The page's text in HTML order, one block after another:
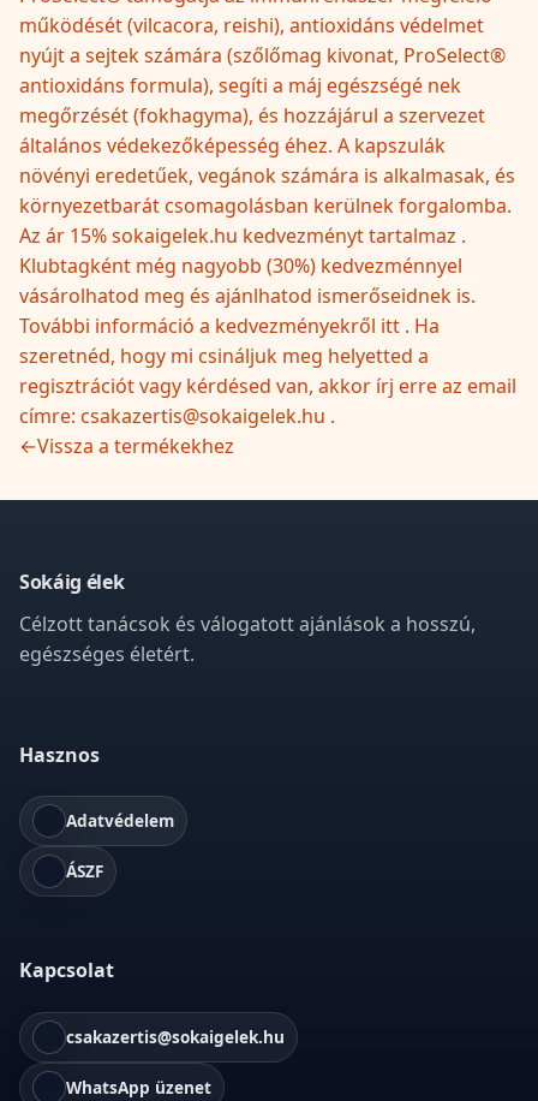
működését (vilcacora, reishi), antioxidáns védelmet
nyújt a sejtek számára (szőlőmag kivonat, ProSelect®
antioxidáns formula), segíti a máj egészségé nek
megőrzését (fokhagyma), és hozzájárul a szervezet
általános védekezőképesség éhez. A kapszulák
növényi eredetűek, vegánok számára is alkalmasak, és
környezetbarát csomagolásban kerülnek forgalomba.
Az ár 15% sokaigelek.hu kedvezményt tartalmaz .
Klubtagként még nagyobb (30%) kedvezménnyel
vásárolhatod meg és ajánlhatod ismerőseidnek is.
További információ a kedvezményekről itt . Ha
szeretnéd, hogy mi csináljuk meg helyetted a
regisztrációt vagy kérdésed van, akkor írj erre az email
címre: csakazertis@sokaigelek.hu .
←Vissza a termékekhez
Sokáig élek
Célzott tanácsok és válogatott ajánlások a hosszú,
egészséges életért.
Hasznos
Adatvédelem
ÁSZF
Kapcsolat
csakazertis@sokaigelek.hu
WhatsApp üzenet